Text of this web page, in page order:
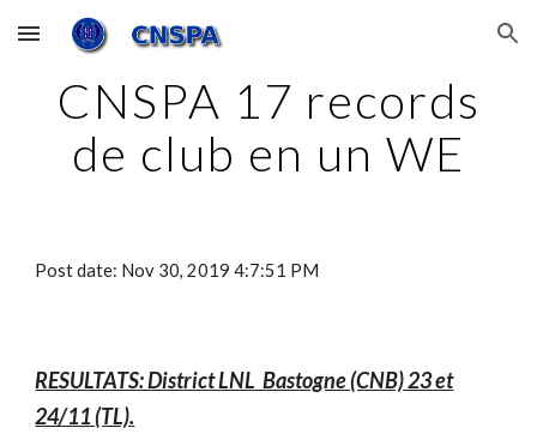
Skip to main content Skip to navigation
CNSPA 17 records
de club en un WE
Post date: Nov 30, 2019 4:7:51 PM
RESULTATS: District LNL Bastogne (CNB) 23 et
24/11 (TL).